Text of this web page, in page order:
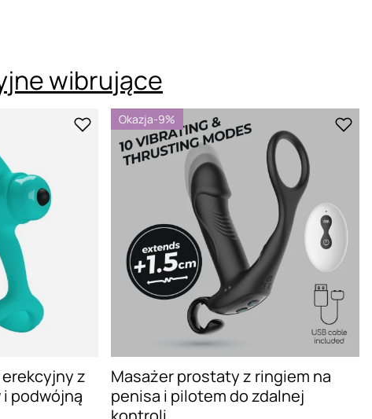
wibrujące
z
podwójną
Okazja-9%
Masażer prostaty z ringiem na
penisa i pilotem do zdalnej